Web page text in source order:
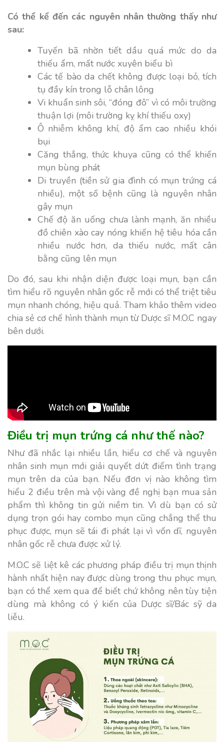
Có thể kể đến các nguyên nhân thường thấy như
sau:
Tuyến bã nhờn tiết dầu quá mức do da
thiếu ẩm, mất nước xuyên biểu bì
Các tế bào da chết không được loại bỏ, tích
tụ đầy kín trong lỗ chân lông
Vi khuẩn sinh sôi, “đóng đô” vì có môi trường
thuận lợi (môi trường kỵ khí thiếu oxy)
Ô nhiễm không khí, độ ẩm cao nhiều khói
bụi
Căng thẳng, thức khuya cũng có thể khiến
mụn bùng phát
Di truyền (tiền sử gia đình có mụn trứng cá
nhiều), một số bệnh cũng là nguyên nhân
gây mụn
Chế độ ăn uống chưa lành mạnh, ăn nhiều
đồ chiên xào cay nóng khiến hệ tiêu hóa cần
nhiều nước hơn, da thiếu nước, mất cân
bằng cũng lên mụn
Do đó, sau khi nhận diện được loại mụn, bạn cần
tìm hiểu rõ nguyên nhân gốc rễ mới có thể triệt tiêu
mụn nhanh chóng, hiệu quả. Tham khảo thêm video
chia sẻ cơ chế hình thành mụn từ Dược sĩ M.O.C ngay
bên dưới.
Điều trị mụn trứng cá như thế nào?
Như đã nhắc lại nhiều lần, hiểu cơ chế và nguyên
nhân sinh mụn mới giải quyết dứt điểm tình trạng
mụn trên da của bạn. Nếu đơn vị nào không tìm
hiểu 2 điều trên mà vội vàng đề nghị bạn mua sản
phẩm thì không tin gửi niềm tin. Vì dù bạn có sử
dụng trọn gói hay combo mụn cũng chẳng thể thu
phục được, mụn sẽ tái đi phát lại vì vốn dĩ, nguyên
nhân gốc rễ chưa được xử lý.
M.O.C sẽ liệt kê các phương pháp điều trị mụn thịnh
hành nhất hiện nay được dùng trong thu phục mụn,
bạn có thể xem qua để biết chứ không nên tùy tiện
dùng mà không có ý kiến của Dược sĩ/Bác sỹ da
liễu.